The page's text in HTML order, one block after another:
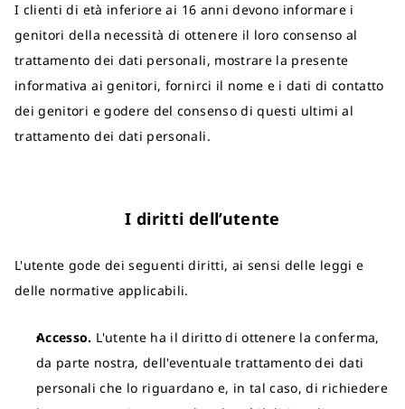
I clienti di età inferiore ai 16 anni devono informare i
genitori della necessità di ottenere il loro consenso al
trattamento dei dati personali, mostrare la presente
informativa ai genitori, fornirci il nome e i dati di contatto
dei genitori e godere del consenso di questi ultimi al
trattamento dei dati personali.
I diritti dell’utente
L'utente gode dei seguenti diritti, ai sensi delle leggi e
delle normative applicabili.
Accesso. L'utente ha il diritto di ottenere la conferma,
da parte nostra, dell'eventuale trattamento dei dati
personali che lo riguardano e, in tal caso, di richiedere